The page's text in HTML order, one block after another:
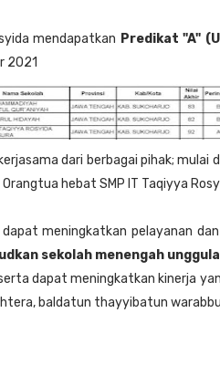
mendapatkan Predikat "A"
2021
dari berbagai pihak; mulai
hebat SMP IT Taqiyya
meningkatkan pelayanan
sekolah menengah
dapat meningkatkan kinerja
baldatun thayyibatun